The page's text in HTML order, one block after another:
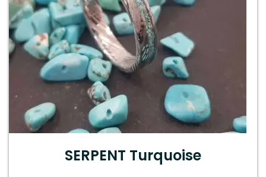
SERPENT Turquoise